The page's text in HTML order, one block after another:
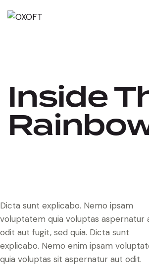
Inside
Dicta sunt explicabo. Nemo ipsam
voluptatem quia voluptas aspernatur
odit aut fugit, sed quia. Dicta sunt
explicabo. Nemo enim ipsam
quia voluptas sit aspernatur aut odit.